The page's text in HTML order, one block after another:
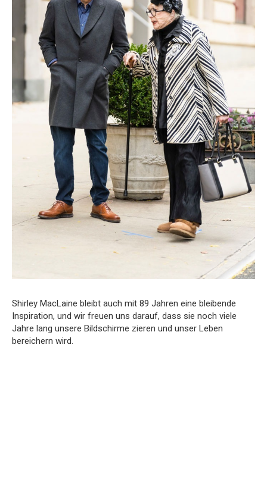
Shirley MacLaine bleibt auch mit 89 Jahren eine bleibende
Inspiration, und wir freuen uns darauf, dass sie noch viele
Jahre lang unsere Bildschirme zieren und unser Leben
bereichern wird.